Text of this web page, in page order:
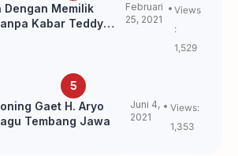
Dengan Memilik
Kabar Teddy
Februari
25, 2021
Views
:
1,529
Gaet H. Aryo
Tembang Jawa
Juni 4,
2021
Views:
1,353